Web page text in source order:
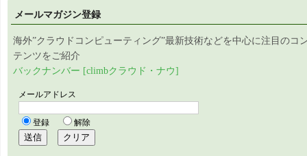
メールマガジン登録
海外”クラウドコンピューティング”最新技術などを中心に注目のコ
テンツをご紹介
バックナンバー [climbクラウド・ナウ]